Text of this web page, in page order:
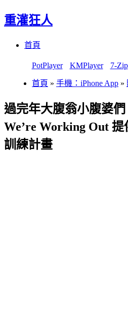
重灌狂人
首頁
PotPlayer KMPlayer 7-Zip
首頁 » 手機：iPhone App »
過完年大腹翁小腹婆
We’re Working Out
訓練計畫